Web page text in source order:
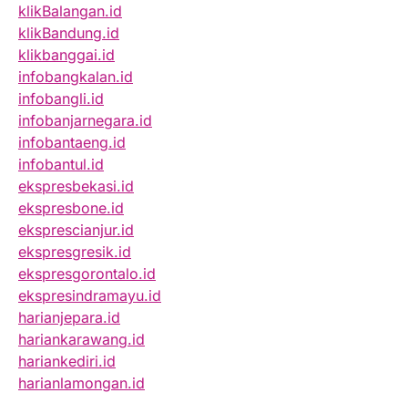
klikBalangan.id
klikBandung.id
klikbanggai.id
infobangkalan.id
infobangli.id
infobanjarnegara.id
infobantaeng.id
infobantul.id
ekspresbekasi.id
ekspresbone.id
eksprescianjur.id
ekspresgresik.id
ekspresgorontalo.id
ekspresindramayu.id
harianjepara.id
hariankarawang.id
hariankediri.id
harianlamongan.id